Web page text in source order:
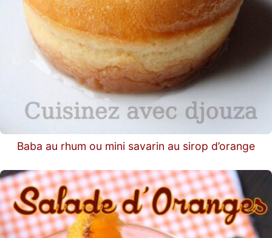
Baba au rhum ou mini savarin au sirop d’orange